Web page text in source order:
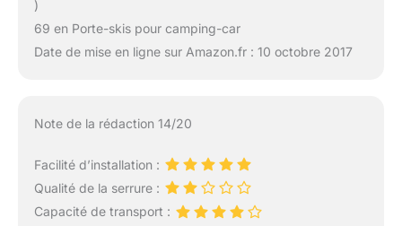
)
69 en Porte-skis pour camping-car
Date de mise en ligne sur Amazon.fr : 10 octobre 2017
Note de la rédaction 14/20
Facilité d’installation :
Qualité de la serrure :
Capacité de transport :